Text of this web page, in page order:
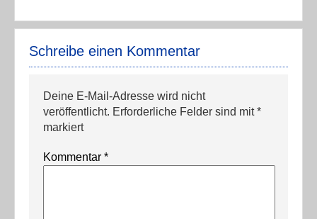
Schreibe einen Kommentar
Deine E-Mail-Adresse wird nicht
veröffentlicht. Erforderliche Felder sind mit*
markiert
Kommentar *